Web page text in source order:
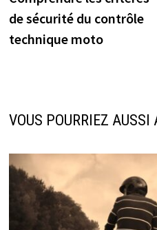
de
l’article
de sécurité du contrôle
technique moto
VOUS POURRIEZ AUSSI